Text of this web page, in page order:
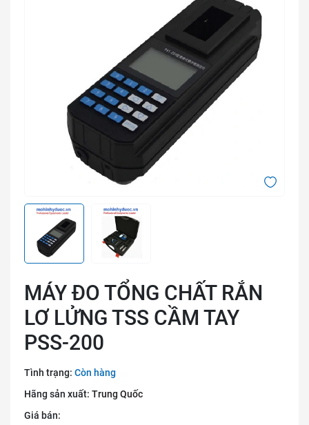
MÁY ĐO TỔNG CHẤT RẮN
LƠ LỬNG TSS CẦM TAY
PSS-200
Tình trạng: Còn hàng
Hãng sản xuất: Trung Quốc
Giá bán: